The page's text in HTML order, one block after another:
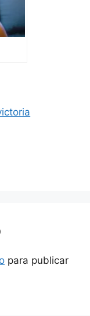
para publicar